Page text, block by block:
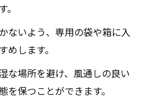
ないよう、専用の袋や箱に入
めします。
な場所を避け、風通しの良い
保つことができます。